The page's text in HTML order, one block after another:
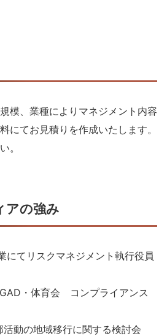
模、業種によりマネジメント内容
にてお見積りを作成いたします。
。
アの強み
てリスクマネジメント執行役員
・体育会 コンプライアンス
動の地域移行に関する検討会